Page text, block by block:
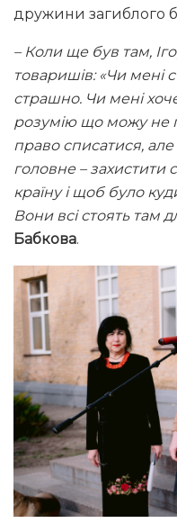
дружини загиблого
– Коли ще був там,
товаришів: «Чи мені
страшно. Чи мені
розумію що можу не
право списатися, але
головне – захистити
країну і щоб було
Вони всі стоять там
Бабкова.